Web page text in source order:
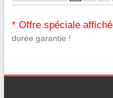
* Offre spéciale
durée garantie !